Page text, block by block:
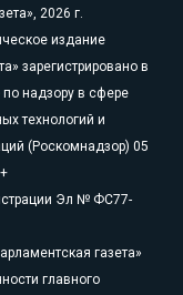
2026 г.
издание
зарегистрировано в
надзору в сфере
технологий и
(Роскомнадзор) 05
Эл № ФС77-
газета»
главного